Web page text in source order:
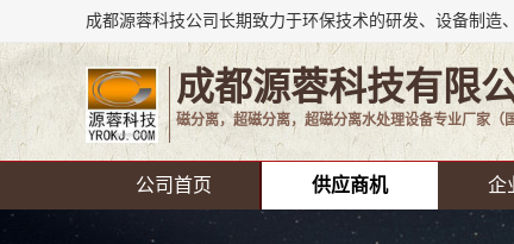
成都源蓉科技有限
磁分离，超磁分离，超磁分离水处理设备专业厂家（
公司首页 供应商机 企